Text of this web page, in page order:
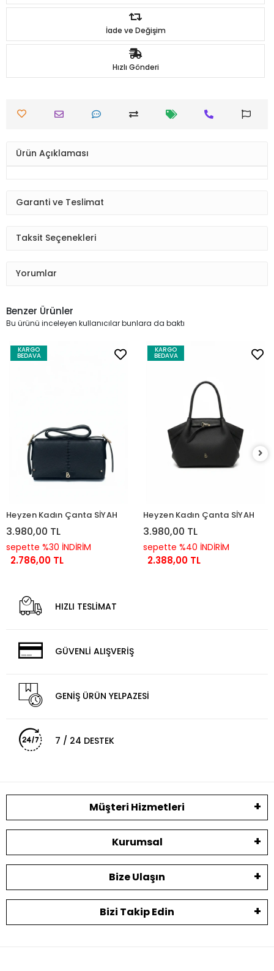
İade ve Değişim
Hızlı Gönderi
Ürün Açıklaması
Garanti ve Teslimat
Taksit Seçenekleri
Yorumlar
Benzer Ürünler
Bu ürünü inceleyen kullanıcılar bunlara da baktı
KARGO
BEDAVA
Heyzen Kadın Çanta SİYAH
3.980,00 TL
sepette %30 İNDİRİM
2.786,00 TL
KARGO
BEDAVA
Heyzen Kadın Çanta SİYAH
3.980,00 TL
sepette %40 İNDİRİM
2.388,00 TL
HIZLI TESLİMAT
GÜVENLİ ALIŞVERİŞ
GENİŞ ÜRÜN YELPAZESİ
7 / 24 DESTEK
Müşteri Hizmetleri
Kurumsal
Bize Ulaşın
Bizi Takip Edin